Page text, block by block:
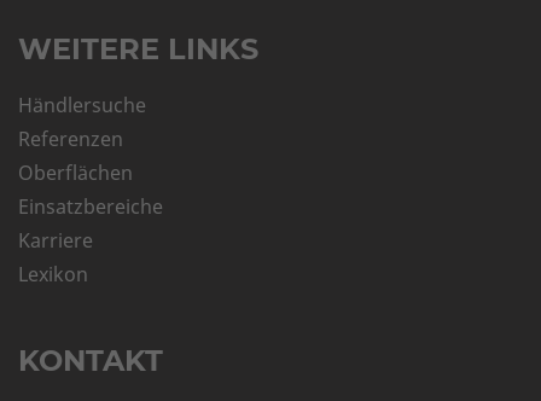
WEITERE LINKS
Händlersuche
Referenzen
Oberflächen
Einsatzbereiche
Karriere
Lexikon
KONTAKT